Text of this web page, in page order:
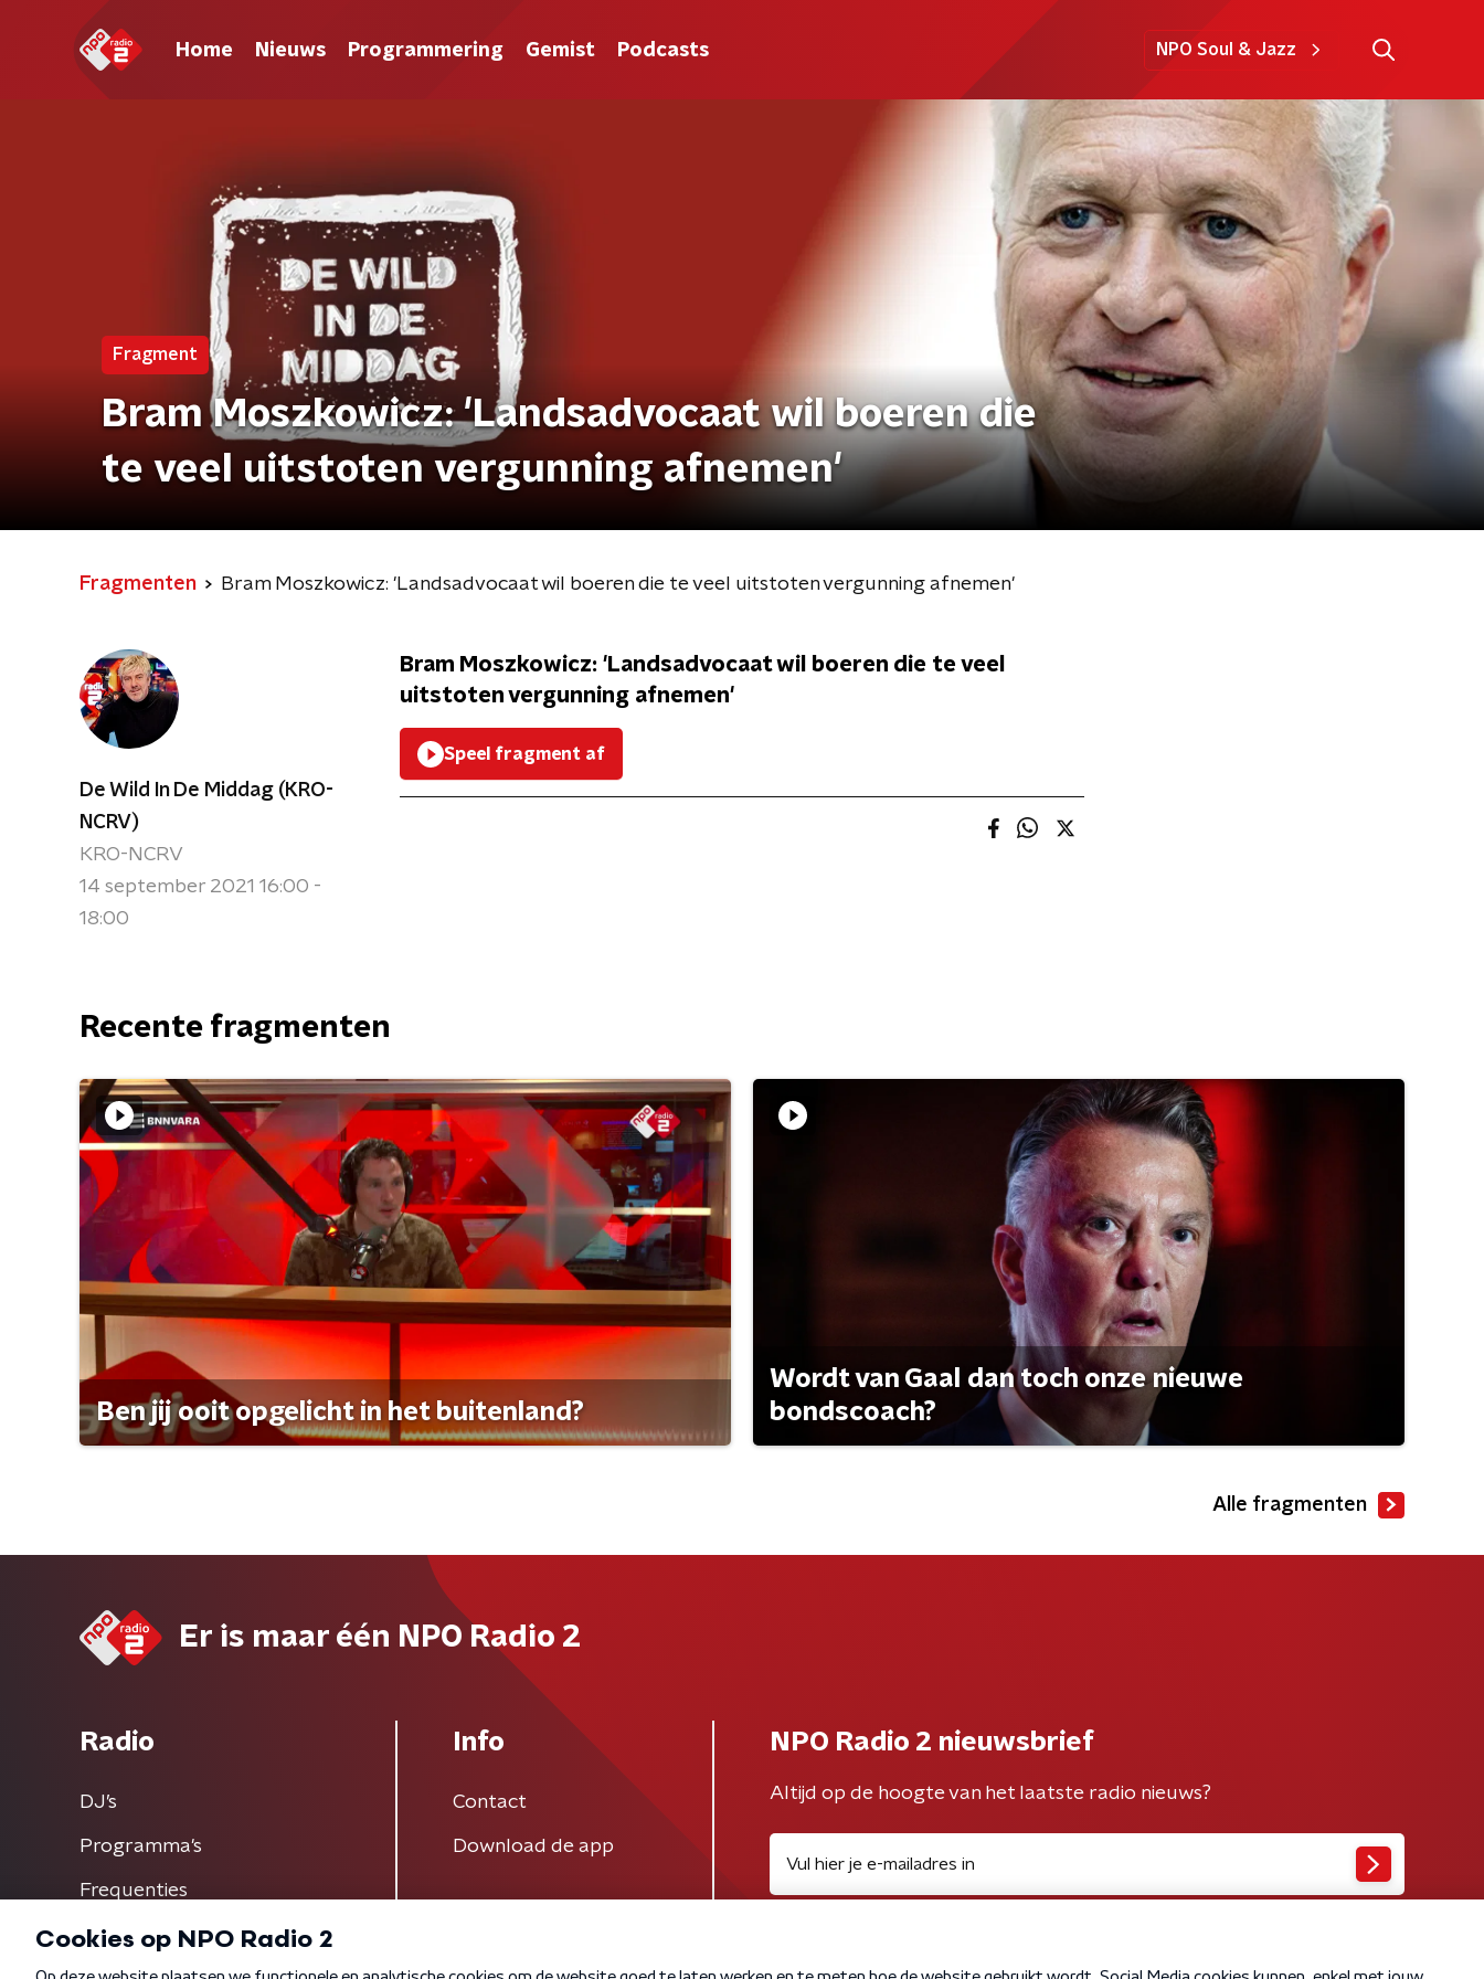
Home Nieuws Programmering Gemist Podcasts NPO Soul & Jazz
Fragment
Bram Moszkowicz: 'Landsadvocaat wil boeren die
te veel uitstoten vergunning afnemen'
Fragmenten Bram Moszkowicz: 'Landsadvocaat wil boeren die te veel uitstoten vergunning afnemen'
De Wild In De Middag (KRO-
NCRV)
KRO-NCRV
14 september 2021 16:00 -
18:00
Bram Moszkowicz: 'Landsadvocaat wil boeren die te veel
uitstoten vergunning afnemen'
Speel fragment af
Recente fragmenten
Ben jij ooit opgelicht in het buitenland?
Wordt van Gaal dan toch onze nieuwe
bondscoach?
Alle fragmenten
Er is maar één NPO Radio 2
Radio
DJ’s
Programma's
Frequenties
Info
Contact
Download de app
NPO Radio 2 nieuwsbrief
Altijd op de hoogte van het laatste radio nieuws?